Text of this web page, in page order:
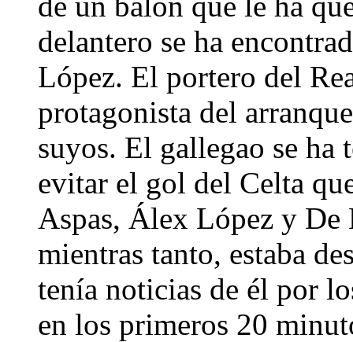
delantero se ha
López. El portero del
protagonista del
suyos. El gallegao se ha
evitar el gol del Celta
Aspas, Álex López y
mientras tanto, estaba
tenía noticias de él por
en los primeros 20